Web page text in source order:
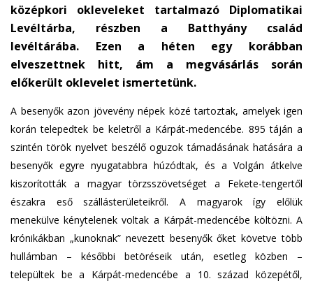
s
e
-
m
i
l
)
középkori okleveleket tartalmazó Diplomatikai
Levéltárba, részben a Batthyány család
levéltárába. Ezen a héten egy korábban
elveszettnek hitt, ám a megvásárlás során
előkerült oklevelet ismertetünk.
A besenyők azon jövevény népek közé tartoztak, amelyek igen
korán telepedtek be keletről a Kárpát-medencébe. 895 táján a
szintén török nyelvet beszélő oguzok támadásának hatására a
besenyők egyre nyugatabbra húzódtak, és a Volgán átkelve
kiszorították a magyar törzsszövetséget a Fekete-tengertől
északra eső szállásterületeikről. A magyarok így előlük
menekülve kénytelenek voltak a Kárpát-medencébe költözni. A
krónikákban „kunoknak” nevezett besenyők őket követve több
hullámban – későbbi betöréseik után, esetleg közben –
települtek be a Kárpát-medencébe a 10. század közepétől,